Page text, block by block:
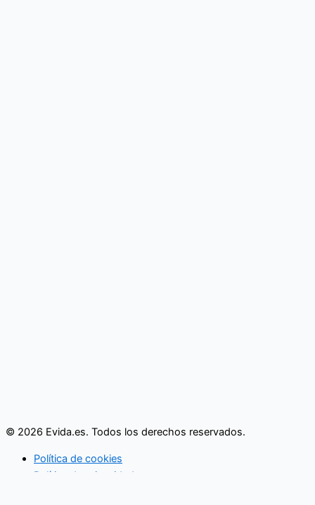
© 2026 Evida.es. Todos los derechos reservados.
Política de cookies
Política de privacidad